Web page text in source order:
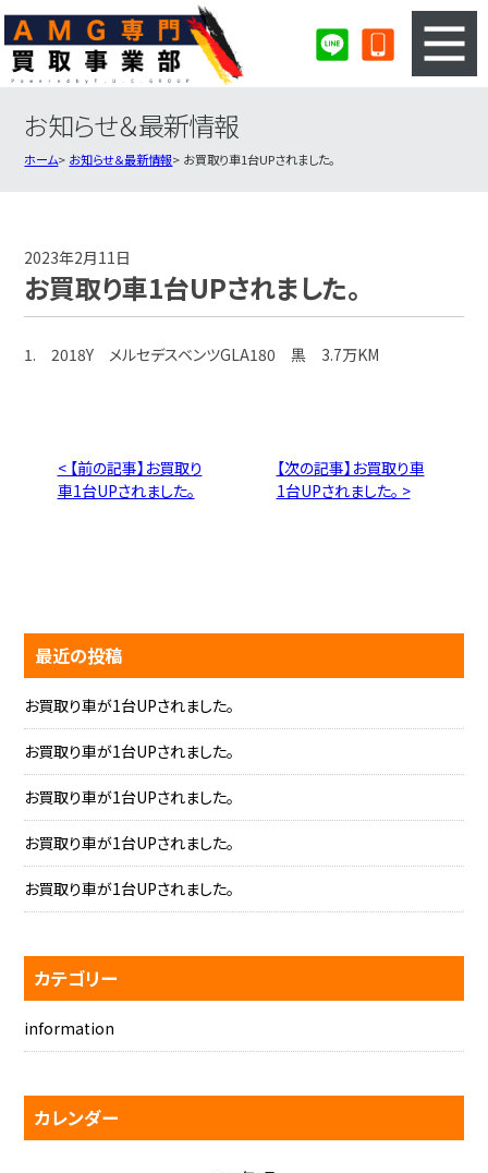
3ステップのカンタン査定
AMG買取実績
お知らせ＆最新情報
ホーム お知らせ＆最新情報 お買取り車1台UPされました。
2023年2月11日
お買取り車1台UPされました。
1. 2018Y メルセデスベンツGLA180 黒 3.7万KM
< 【前の記事】お買取り
車1台UPされました。
【次の記事】お買取り車
1台UPされました。 >
最近の投稿
お買取り車が1台UPされました。
お買取り車が1台UPされました。
お買取り車が1台UPされました。
お買取り車が1台UPされました。
お買取り車が1台UPされました。
カテゴリー
information
カレンダー